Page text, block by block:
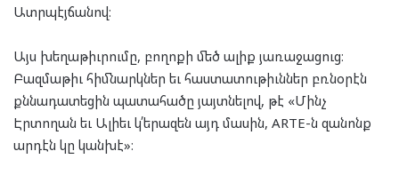
Ատրպէյճանով։
Այս խեղաթիւրումը, բողոքի մեծ ալիք յառաջացուց։
Բազմաթիւ հիմնարկներ եւ հաստատութիւններ բռնօրէն
քննադատեցին պատահածը յայտնելով, թէ «Մինչ
Էրտողան եւ Ալիեւ կ՛երազեն այդ մասին, ARTE-ն զանոնք
արդէն կը կանխէ»։